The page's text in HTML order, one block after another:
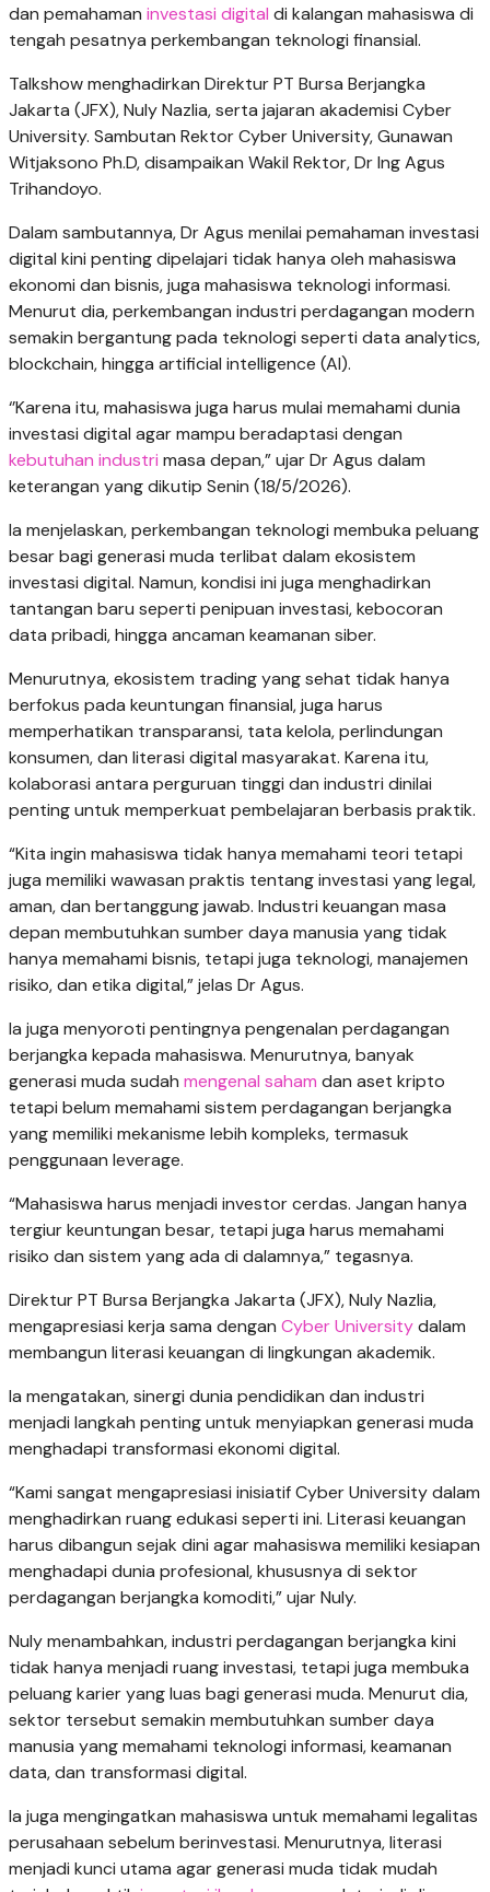
dan pemahaman investasi digital di kalangan mahasiswa di
tengah pesatnya perkembangan teknologi finansial.
Talkshow menghadirkan Direktur PT Bursa Berjangka
Jakarta (JFX), Nuly Nazlia, serta jajaran akademisi Cyber
University. Sambutan Rektor Cyber University, Gunawan
Witjaksono Ph.D, disampaikan Wakil Rektor, Dr Ing Agus
Trihandoyo.
Dalam sambutannya, Dr Agus menilai pemahaman investasi
digital kini penting dipelajari tidak hanya oleh mahasiswa
ekonomi dan bisnis, juga mahasiswa teknologi informasi.
Menurut dia, perkembangan industri perdagangan modern
semakin bergantung pada teknologi seperti data analytics,
blockchain, hingga artificial intelligence (AI).
‘’Karena itu, mahasiswa juga harus mulai memahami dunia
investasi digital agar mampu beradaptasi dengan
kebutuhan industri masa depan,” ujar Dr Agus dalam
keterangan yang dikutip Senin (18/5/2026).
Ia menjelaskan, perkembangan teknologi membuka peluang
besar bagi generasi muda terlibat dalam ekosistem
investasi digital. Namun, kondisi ini juga menghadirkan
tantangan baru seperti penipuan investasi, kebocoran
data pribadi, hingga ancaman keamanan siber.
Menurutnya, ekosistem trading yang sehat tidak hanya
berfokus pada keuntungan finansial, juga harus
memperhatikan transparansi, tata kelola, perlindungan
konsumen, dan literasi digital masyarakat. Karena itu,
kolaborasi antara perguruan tinggi dan industri dinilai
penting untuk memperkuat pembelajaran berbasis praktik.
“Kita ingin mahasiswa tidak hanya memahami teori tetapi
juga memiliki wawasan praktis tentang investasi yang legal,
aman, dan bertanggung jawab. Industri keuangan masa
depan membutuhkan sumber daya manusia yang tidak
hanya memahami bisnis, tetapi juga teknologi, manajemen
risiko, dan etika digital,” jelas Dr Agus.
Ia juga menyoroti pentingnya pengenalan perdagangan
berjangka kepada mahasiswa. Menurutnya, banyak
generasi muda sudah mengenal saham dan aset kripto
tetapi belum memahami sistem perdagangan berjangka
yang memiliki mekanisme lebih kompleks, termasuk
penggunaan leverage.
“Mahasiswa harus menjadi investor cerdas. Jangan hanya
tergiur keuntungan besar, tetapi juga harus memahami
risiko dan sistem yang ada di dalamnya,” tegasnya.
Direktur PT Bursa Berjangka Jakarta (JFX), Nuly Nazlia,
mengapresiasi kerja sama dengan Cyber Universitydalam
membangun literasi keuangan di lingkungan akademik.
Ia mengatakan, sinergi dunia pendidikan dan industri
menjadi langkah penting untuk menyiapkan generasi muda
menghadapi transformasi ekonomi digital.
“Kami sangat mengapresiasi inisiatif Cyber University dalam
menghadirkan ruang edukasi seperti ini. Literasi keuangan
harus dibangun sejak dini agar mahasiswa memiliki kesiapan
menghadapi dunia profesional, khususnya di sektor
perdagangan berjangka komoditi,” ujar Nuly.
Nuly menambahkan, industri perdagangan berjangka kini
tidak hanya menjadi ruang investasi, tetapi juga membuka
peluang karier yang luas bagi generasi muda. Menurut dia,
sektor tersebut semakin membutuhkan sumber daya
manusia yang memahami teknologi informasi, keamanan
data, dan transformasi digital.
Ia juga mengingatkan mahasiswa untuk memahami legalitas
perusahaan sebelum berinvestasi. Menurutnya, literasi
menjadi kunci utama agar generasi muda tidak mudah